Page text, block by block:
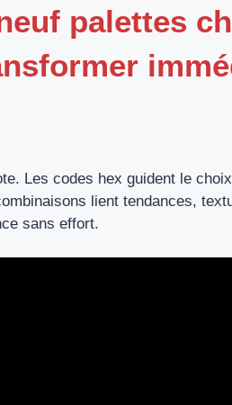
palettes
Les codes hex guident le
lient tendances,
sans effort.